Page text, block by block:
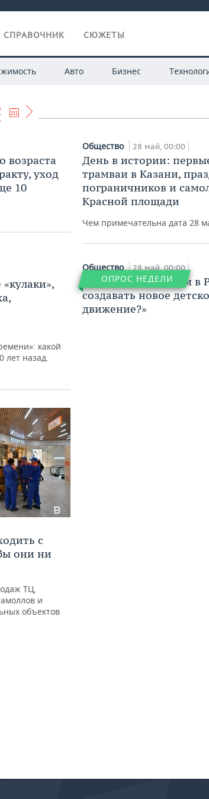
СПРАВОЧНИК СЮЖЕТЫ
Авто Бизнес
возраста
уход
10
какой
лет назад.
с
они ни
ТЦ,
и
объектов
Общество 28 май, 00:00
День в истории:
трамваи в Казани,
пограничников и
Красной площади
Чем примечательна дата 28
ОПРОС НЕДЕЛИ
Общество 28 май, 00:00
Видеоопрос: «Зачем в
создавать новое
движение?»